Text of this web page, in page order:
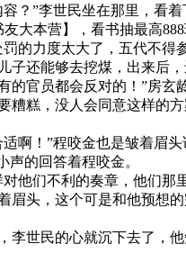
？”李世民坐在那里，看着
大本营】，看书抽最高888
的力度太大了，五代不
子还能够去挖煤，出来后
的官员都会反对的！”房玄
糟糕，没人会同意这样的
啊！”程咬金也是皱着眉头
声的回答着程咬金。
他们不利的奏章，他们那
眉头，这个可是和他预想
李世民的心就沉下去了，